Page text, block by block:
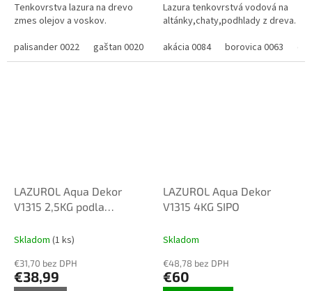
Tenkovrstva lazura na drevo
zmes olejov a voskov.
palisander 0022
gaštan 0020 pínia 0060 mahagón 0080
Lazura tenkovrstvá vodová na
altánky,chaty,podhlady z dreva.
akácia 0084
borovica 0063
LAZUROL Aqua Dekor
V1315 2,5KG podla
Skladom (1 ks)
€31,70 bez DPH
€38,99
LAZUROL Aqua Dekor
V1315 4KG SIPO
Skladom
€48,78 bez DPH
€60